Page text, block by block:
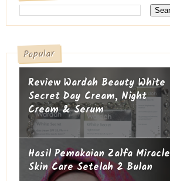
Popular
Review Wardah Beauty White
Secret Day Cream, Night
Cream & Serum
Hasil Pemakaian Zalfa Miracle
Skin Care Setelah 2 Bulan